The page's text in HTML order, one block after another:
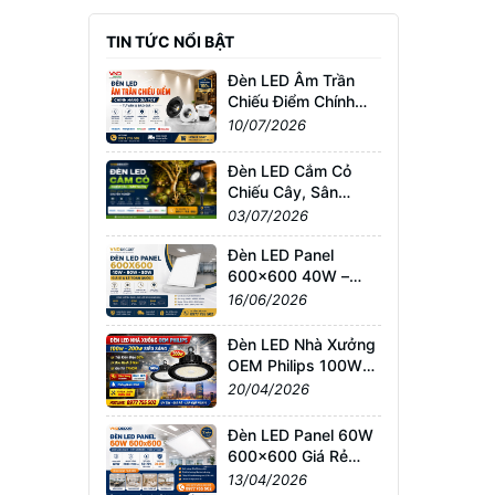
TIN TỨC NỔI BẬT
Đèn LED Âm Trần
Chiếu Điểm Chính
Hãng Giá Tốt | Tư
10/07/2026
Đèn LED Cắm Cỏ
Chiếu Cây, Sân
Vườn Giá Tốt –
Chống Nước IP65,
Bảo Hành Chính
Hãng
03/07/2026
Đèn LED Panel
600x600 40W –
60W – 80W Giá Sỉ &
16/06/2026
Đèn LED Nhà Xưởng
OEM Philips 100W–
200W Siêu Sáng –
Hành 3 Năm
20/04/2026
Đèn LED Panel 60W
600x600 Giá Rẻ
TPHCM – Sáng
13/04/2026